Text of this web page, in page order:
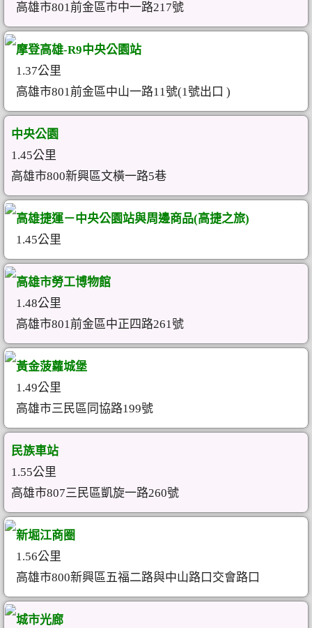
高雄市801前金區市中一路217號
摩登高雄-R9中央公園站
1.37公里
高雄市801前金區中山一路11號(1號出口 )
中央公園
1.45公里
高雄市800新興區文橫一路5巷
高雄捷運－中央公園站與周邊商品(高捷之旅)
1.45公里
高雄市勞工博物館
1.48公里
高雄市801前金區中正四路261號
黃金菠蘿城堡
1.49公里
高雄市三民區同協路199號
民族車站
1.55公里
高雄市807三民區凱旋一路260號
新堀江商圈
1.56公里
高雄市800新興區五福二路與中山路口交會路口
城市光廊